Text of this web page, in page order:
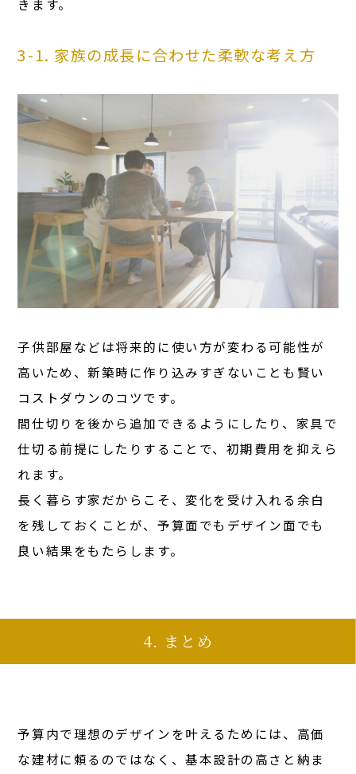
きます。
3-1. 家族の成長に合わせた柔軟な考え方
子供部屋などは将来的に使い方が変わる可能性が
高いため、新築時に作り込みすぎないことも賢い
コストダウンのコツです。
間仕切りを後から追加できるようにしたり、家具で
仕切る前提にしたりすることで、初期費用を抑えら
れます。
長く暮らす家だからこそ、変化を受け入れる余白
を残しておくことが、予算面でもデザイン面でも
良い結果をもたらします。
4. まとめ
予算内で理想のデザインを叶えるためには、高価
な建材に頼るのではなく、基本設計の高さと納ま